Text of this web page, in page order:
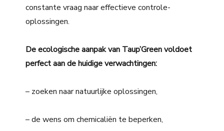
constante vraag naar effectieve controle-
oplossingen.
De ecologische aanpak van Taup’Green voldoet
perfect aan de huidige verwachtingen:
– zoeken naar natuurlijke oplossingen,
– de wens om chemicaliën te beperken,